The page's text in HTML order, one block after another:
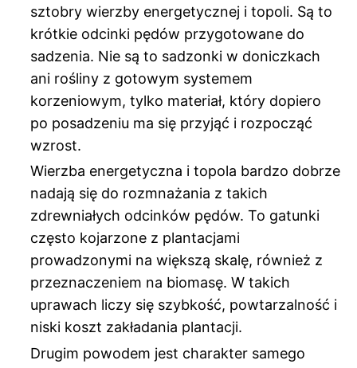
sztobry wierzby energetycznej i topoli. Są to
krótkie odcinki pędów przygotowane do
sadzenia. Nie są to sadzonki w doniczkach
ani rośliny z gotowym systemem
korzeniowym, tylko materiał, który dopiero
po posadzeniu ma się przyjąć i rozpocząć
wzrost.
Wierzba energetyczna i topola bardzo dobrze
nadają się do rozmnażania z takich
zdrewniałych odcinków pędów. To gatunki
często kojarzone z plantacjami
prowadzonymi na większą skalę, również z
przeznaczeniem na biomasę. W takich
uprawach liczy się szybkość, powtarzalność i
niski koszt zakładania plantacji.
Drugim powodem jest charakter samego